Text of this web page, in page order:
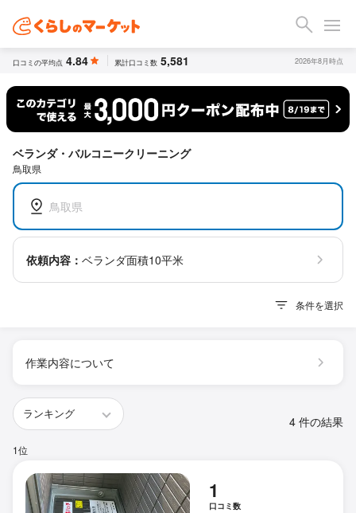
口コミの平均点 4.84 累計口コミ数 5,581 2026年8月時点
ベランダ・バルコニークリーニング
鳥取県
鳥取県
依頼内容： ベランダ面積10平米
条件を選択
作業内容について
4 件の結果
1位
1
口コミ数